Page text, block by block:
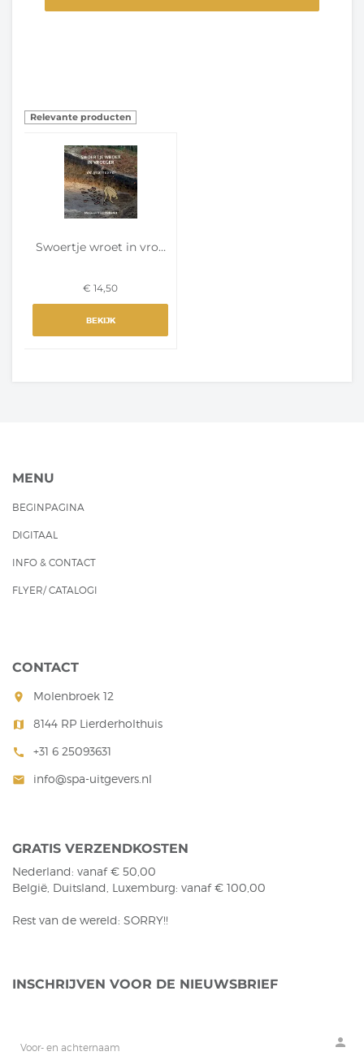
Relevante producten
Swoertje wroet in vroege...
€ 14,50
BEKIJK
MENU
BEGINPAGINA
DIGITAAL
INFO & CONTACT
FLYER/ CATALOGI
CONTACT
room Molenbroek 12
map 8144 RP Lierderholthuis
call +31 6 25093631
mail info@spa-uitgevers.nl
GRATIS VERZENDKOSTEN
Nederland: vanaf € 50,00
België, Duitsland, Luxemburg: vanaf € 100,00
Rest van de wereld: SORRY!!
INSCHRIJVEN VOOR DE NIEUWSBRIEF
person